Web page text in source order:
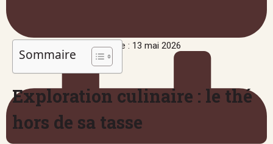
Publié le : 13 mai 2026
Sommaire
Exploration culinaire : le thé
hors de sa tasse